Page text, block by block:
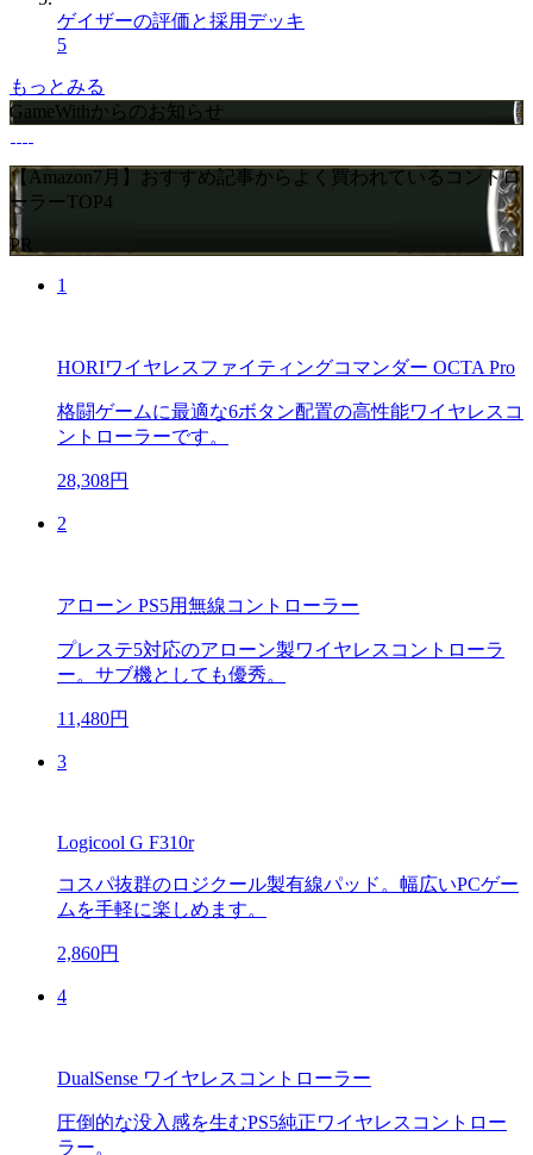
ゲイザーの評価と採用デッキ
5
もっとみる
GameWithからのお知らせ
【Amazon7月】おすすめ記事からよく買われているコントロ
ーラーTOP4
PR
1
HORIワイヤレスファイティングコマンダー OCTA Pro
格闘ゲームに最適な6ボタン配置の高性能ワイヤレスコ
ントローラーです。
28,308円
2
アローン PS5用無線コントローラー
プレステ5対応のアローン製ワイヤレスコントローラ
ー。サブ機としても優秀。
11,480円
3
Logicool G F310r
コスパ抜群のロジクール製有線パッド。幅広いPCゲー
ムを手軽に楽しめます。
2,860円
4
DualSense ワイヤレスコントローラー
圧倒的な没入感を生むPS5純正ワイヤレスコントロー
ラー。